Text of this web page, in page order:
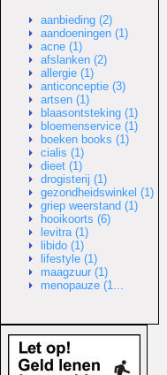
aanbieding (2)
aandoeningen (1)
acne (1)
afslanken (2)
allergie (1)
anticonceptie (3)
artsen (1)
blaasontsteking (1)
bloemenservice (1)
boeken books (1)
cialis (1)
dieet (1)
drogisterij (1)
gezondheidswinkel (1)
griep weerstand (1)
hooikoorts (6)
levitra (1)
libido (1)
lifestyle (1)
maagzuur (1)
menopauze (1...